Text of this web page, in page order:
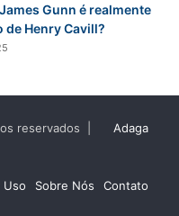
Gunn é realmente
de Henry Cavill?
reservados |
Adaga
Uso Sobre Nós Contato